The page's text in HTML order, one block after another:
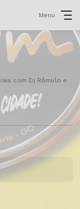
Menu
com Dj Rômulo e